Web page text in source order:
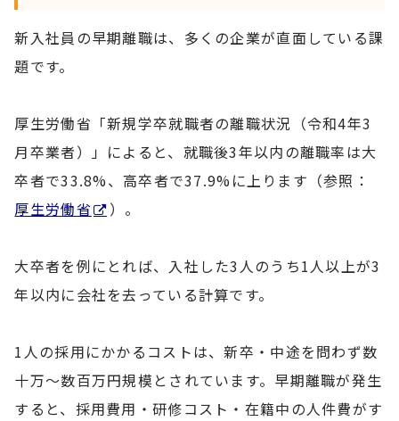
新入社員の早期離職は、多くの企業が直面している課
題です。
厚生労働省「新規学卒就職者の離職状況（令和4年3
月卒業者）」によると、就職後3年以内の離職率は大
卒者で33.8%、高卒者で37.9%に上ります（参照：
厚生労働省
）。
大卒者を例にとれば、入社した3人のうち1人以上が3
年以内に会社を去っている計算です。
1人の採用にかかるコストは、新卒・中途を問わず数
十万〜数百万円規模とされています。早期離職が発生
すると、採用費用・研修コスト・在籍中の人件費がす